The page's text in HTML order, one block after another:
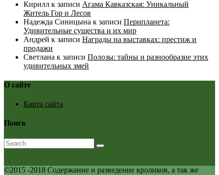
Кирилл к записи Агама Кавказская: Уникальный
Житель Гор и Лесов
Надежда Синицына к записи Перипланета:
Удивительные существа и их мир
Андрей к записи Награды на выставках: престиж и
продажи
Светлана к записи Полозы: тайны и разнообразие этих
удивительных змей
О сайте
Карта сайта
Поиск
©2015 -2018 Содержание и разведение кроликов, а так же